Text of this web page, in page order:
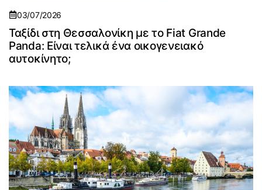
03/07/2026
Ταξίδι στη Θεσσαλονίκη με το Fiat Grande
Panda: Είναι τελικά ένα οικογενειακό
αυτοκίνητο;